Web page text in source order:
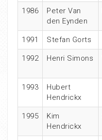
1986
Peter Van
den Eynden
1991 Stefan Gorts
1992 Henri Simons
1993
Hubert
Hendrickx
1995
Kim
Hendrickx